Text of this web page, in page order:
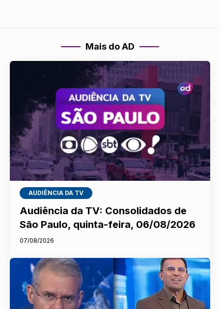
Mais do AD
AUDIÊNCIA DA TV
Audiência da TV: Consolidados de
São Paulo, quinta-feira, 06/08/2026
07/08/2026